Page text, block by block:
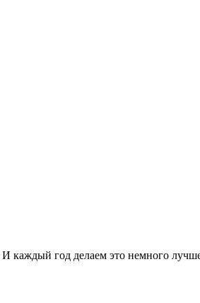
каждый год делаем это немного